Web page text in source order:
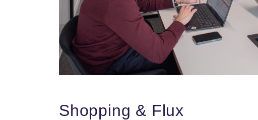
Shopping & Flux